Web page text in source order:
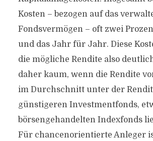
Kosten – bezogen auf das
Fondsvermögen – oft zwei
und das Jahr für Jahr. Diese
die mögliche Rendite also
daher kaum, wenn die Rendite
im Durchschnitt unter der
günstigeren Investmentfonds,
börsengehandelten Indexfonds
Für chancenorientierte Anleger